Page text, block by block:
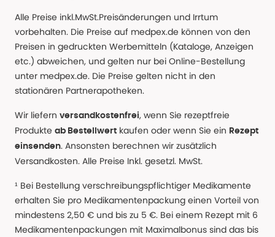
Alle Preise inkl.MwSt.Preisänderungen und Irrtum
vorbehalten. Die Preise auf medpex.de können von den
Preisen in gedruckten Werbemitteln (Kataloge, Anzeigen
etc.) abweichen, und gelten nur bei Online-Bestellung
unter medpex.de. Die Preise gelten nicht in den
stationären Partnerapotheken.
Wir liefern versandkostenfrei, wenn Sie rezeptfreie
Produkte ab Bestellwert kaufen oder wenn Sie ein Rezept
einsenden. Ansonsten berechnen wir zusätzlich
Versandkosten. Alle Preise Inkl. gesetzl. MwSt.
¹ Bei Bestellung verschreibungspflichtiger Medikamente
erhalten Sie pro Medikamentenpackung einen Vorteil von
mindestens 2,50 € und bis zu 5 €. Bei einem Rezept mit 6
Medikamentenpackungen mit Maximalbonus sind das bis